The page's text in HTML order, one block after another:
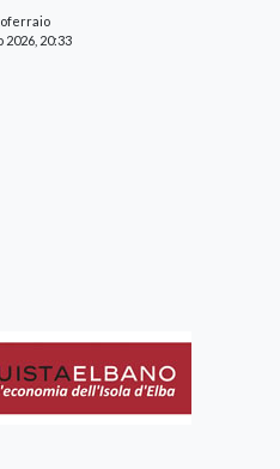
2026, 20:33